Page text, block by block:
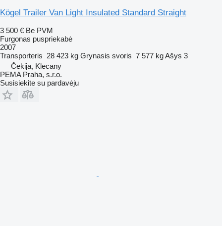
Kögel Trailer Van Light Insulated Standard Straight
3 500 € Be PVM
Furgonas puspriekabė
2007
Transporteris 28 423 kg Grynasis svoris 7 577 kgAšys 3
Čekija, Klecany
PEMA Praha, s.r.o.
Susisiekite su pardavėju